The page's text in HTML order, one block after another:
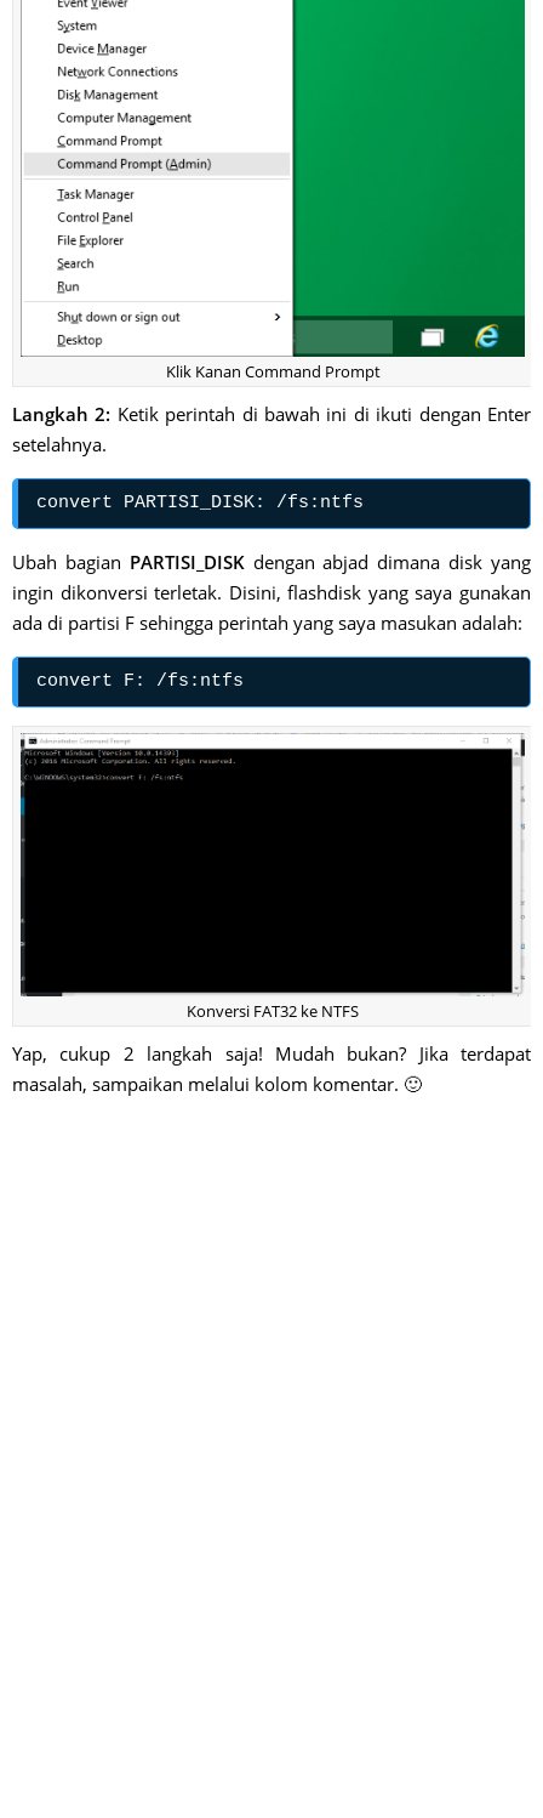
Klik Kanan Command Prompt
Langkah 2: Ketik perintah di bawah ini di ikuti dengan Enter
setelahnya.
convert PARTISI_DISK: /fs:ntfs
Ubah bagian PARTISI_DISKdengan abjad dimana disk yang
ingin dikonversi terletak. Disini, flashdisk yang saya gunakan
ada di partisi F sehingga perintah yang saya masukan adalah:
convert F: /fs:ntfs
Konversi FAT32 ke NTFS
Yap, cukup 2 langkah saja! Mudah bukan? Jika terdapat
masalah, sampaikan melalui kolom komentar. 🙂